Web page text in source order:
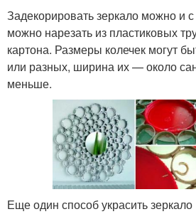
Задекорировать зеркало можно и
можно нарезать из пластиковых
картона. Размеры колечек могут
или разных, ширина их — около
меньше.
Еще один способ украсить зеркало